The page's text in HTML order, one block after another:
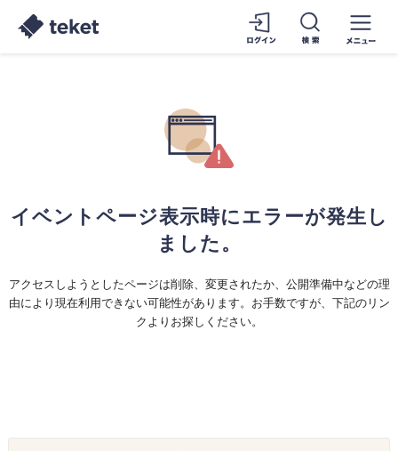
イベントページ表示時にエラーが発生し
ました。
アクセスしようとしたページは削除、変更されたか、公開準備中などの理
由により現在利用できない可能性があります。お手数ですが、下記のリン
クよりお探しください。